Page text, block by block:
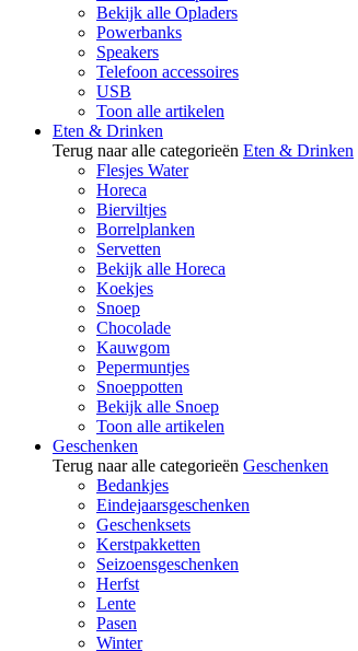
Bekijk alle Opladers
Powerbanks
Speakers
Telefoon accessoires
USB
Toon alle artikelen
Eten & Drinken
Terug naar alle categorieën Eten & Drinken
Flesjes Water
Horeca
Bierviltjes
Borrelplanken
Servetten
Bekijk alle Horeca
Koekjes
Snoep
Chocolade
Kauwgom
Pepermuntjes
Snoeppotten
Bekijk alle Snoep
Toon alle artikelen
Geschenken
Terug naar alle categorieën Geschenken
Bedankjes
Eindejaarsgeschenken
Geschenksets
Kerstpakketten
Seizoensgeschenken
Herfst
Lente
Pasen
Winter